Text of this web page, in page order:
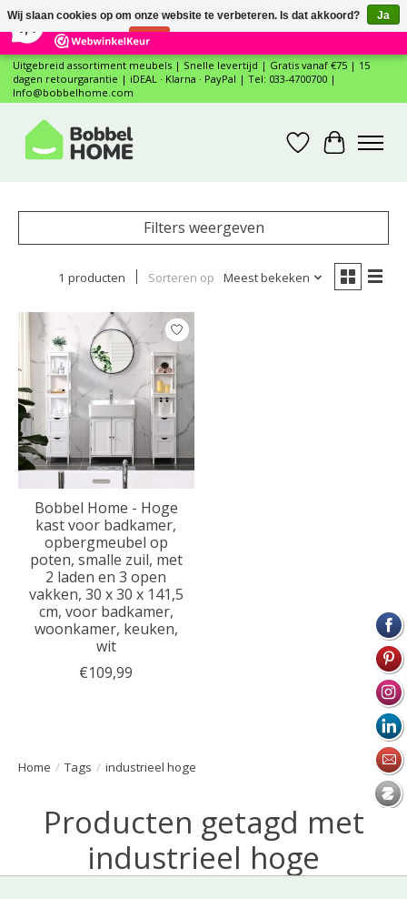
12 Reviews ×
Uitgebreid assortiment meubels | Snelle levertijd | Gratis vanaf €75 | 15
dagen retourgarantie | iDEAL · Klarna · PayPal | Tel: 033-4700700 |
Info@bobbelhome.com
Verlanglijst
Home / Tags / industrieel hoge
Producten getagd met
industrieel hoge
Filters weergeven
1 producten Sorteren op Meest bekeken
Bobbel Home - Hoge
kast voor badkamer,
opbergmeubel op
poten, smalle zuil, met
2 laden en 3 open
vakken, 30 x 30 x 141,5
cm, voor badkamer,
woonkamer, keuken,
wit
€109,99
Wij slaan cookies op om onze website te verbeteren. Is dat akkoord?
Ja
Nee